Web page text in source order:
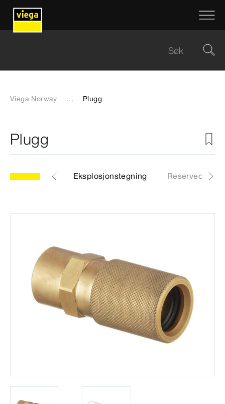
Viega Norway ... Plugg
Plugg
Artikkel Eksplosjonstegning